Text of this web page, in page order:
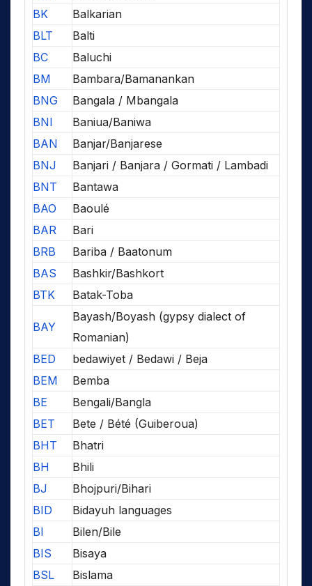
BK
Balkarian
BLT
Balti
BC
Baluchi
BM
Bambara/Bamanankan
BNG
Bangala / Mbangala
BNI
Baniua/Baniwa
BAN
Banjar/Banjarese
BNJ
Banjari / Banjara / Gormati / Lambadi
BNT
Bantawa
BAO
Baoulé
BAR
Bari
BRB
Bariba / Baatonum
BAS
Bashkir/Bashkort
BTK
Batak-Toba
BAY
Bayash/Boyash (gypsy dialect of
Romanian)
BED
bedawiyet / Bedawi / Beja
BEM
Bemba
BE
Bengali/Bangla
BET
Bete / Bété (Guiberoua)
BHT
Bhatri
BH
Bhili
BJ
Bhojpuri/Bihari
BID
Bidayuh languages
BI
Bilen/Bile
BIS
Bisaya
BSL
Bislama